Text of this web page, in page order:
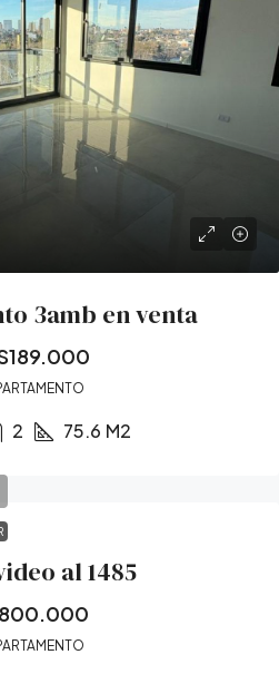
3amb en venta
2 75.6 M2
al 1485